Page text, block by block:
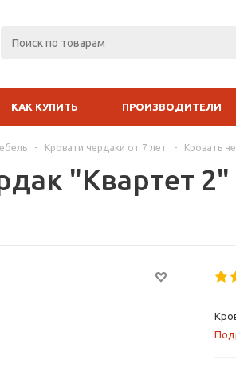
КАК КУПИТЬ ПРОИЗВОДИТЕЛИ
- Кровати чердаки от 7 лет - Кровать
"Квартет